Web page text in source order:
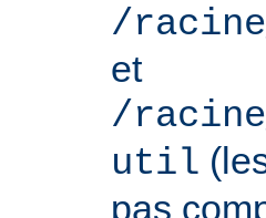
/
et
/
util
pas